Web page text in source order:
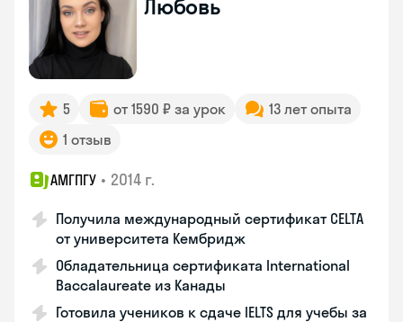
Любовь
5 от 1590 ₽ за урок
13 лет опыта
1 отзыв
АМГПГУ • 2014 г.
Получила международный сертификат CELTA
от университета Кембридж
Обладательница сертификата International
Baccalaureate из Канады
Готовила учеников к сдаче IELTS для учебы за